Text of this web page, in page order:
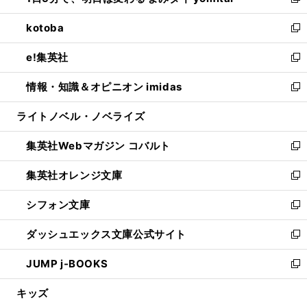
開
く
ウ
で
開
く
ン
ド
ウ
で
開
く
ウ
ィ
ン
ド
ウ
で
開
し
い
ウ
ィ
ン
ド
ウ
開
く
kotoba
新
し
い
ウ
ィ
ン
ウ
で
開
く
e!集英社
新
し
い
ウ
ン
ド
ウ
で
開
く
情報・知識＆オピニオン imidas
新
し
ウ
ィ
ン
ド
ウ
で
開
く
ライトノベル・ノベライズ
集英社Webマガジン コバルト
新
し
い
ウ
ィ
ン
ド
ウ
で
開
集英社オレンジ文庫
新
し
い
ウ
ィ
ン
ド
ウ
シフォン文庫
新
し
い
ウ
ィ
ン
ダッシュエックス文庫公式サイト
新
し
い
ウ
JUMP j-BOOKS
新
し
キッズ